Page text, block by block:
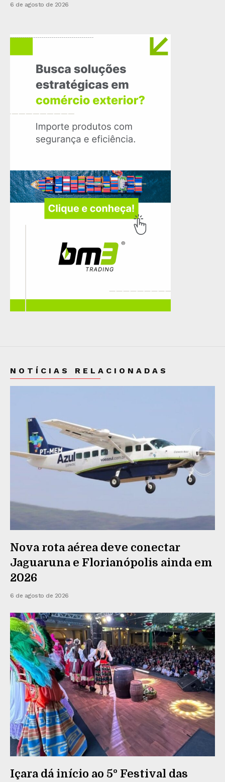
6 de agosto de 2026
NOTÍCIAS RELACIONADAS
Nova rota aérea deve conectar
Jaguaruna e Florianópolis ainda em
2026
6 de agosto de 2026
Içara dá início ao 5º Festival das